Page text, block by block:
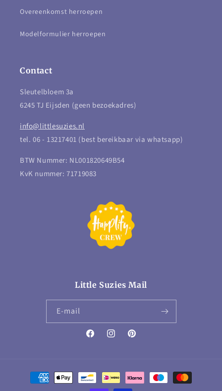
Overeenkomst herroepen
Modelformulier herroepen
Contact
Sleutelbloem 3a
6245 TJ Eijsden (geen bezoekadres)
info@littlesuzies.nl
tel. 06 - 13217401 (best bereikbaar via whatsapp)
BTW Nummer: NL001820649B54
KvK nummer: 71719083
Little Suzies Mail
E‑mail
FacebookInstagramPinterest
Betaalmethoden